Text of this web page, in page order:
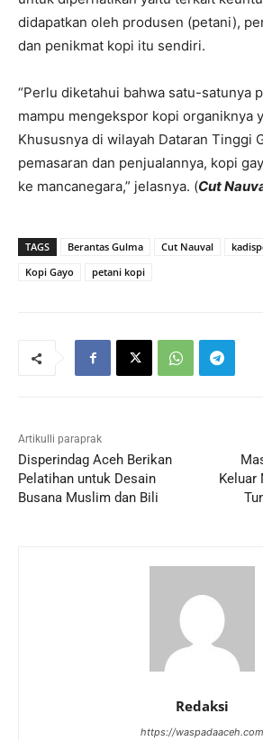
didapatkan oleh produsen (petani),
dan penikmat kopi itu sendiri.
“Perlu diketahui bahwa satu-satunya
mampu mengekspor kopi organiknya
Khususnya di wilayah Dataran Tinggi
pemasaran dan penjualannya, kopi
ke mancanegara,” jelasnya. (Cut
TAGS Berantas Gulma Cut Nauval
Kopi Gayo
petani kopi
Artikulli paraprak
Disperindag Aceh Berikan
Pelatihan untuk Desain
Busana Muslim dan Bili
Keluar
Redaksi
https://waspadaaceh.com